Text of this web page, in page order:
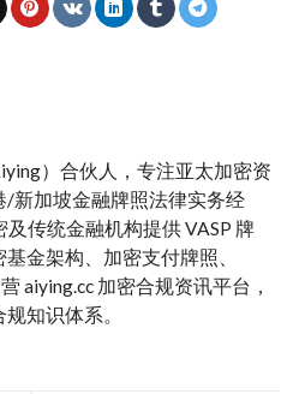
）合伙人，专注亚太加密资
/新加坡金融牌照法律实务经
传统金融机构提供 VASP 牌
金架构、加密支付牌照、
aiying.cc 加密合规资讯平台，
知识体系。